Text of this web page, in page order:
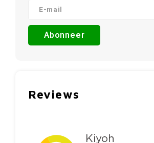
Abonneer
Reviews